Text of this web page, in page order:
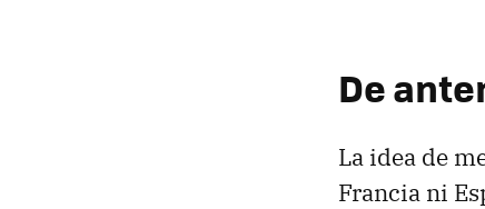
De
La idea de
Francia ni